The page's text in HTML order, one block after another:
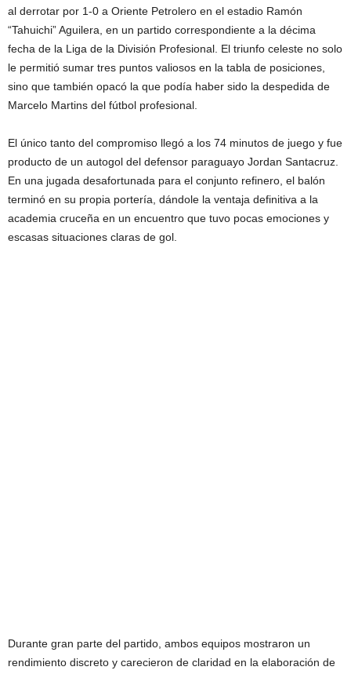
al derrotar por 1-0 a Oriente Petrolero en el estadio Ramón
“Tahuichi” Aguilera, en un partido correspondiente a la décima
fecha de la Liga de la División Profesional. El triunfo celeste no solo
le permitió sumar tres puntos valiosos en la tabla de posiciones,
sino que también opacó la que podía haber sido la despedida de
Marcelo Martins del fútbol profesional.
El único tanto del compromiso llegó a los 74 minutos de juego y fue
producto de un autogol del defensor paraguayo Jordan Santacruz.
En una jugada desafortunada para el conjunto refinero, el balón
terminó en su propia portería, dándole la ventaja definitiva a la
academia cruceña en un encuentro que tuvo pocas emociones y
escasas situaciones claras de gol.
Durante gran parte del partido, ambos equipos mostraron un
rendimiento discreto y carecieron de claridad en la elaboración de